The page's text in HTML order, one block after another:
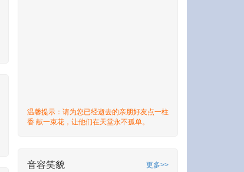
温馨提示：请为您已经逝去的亲朋好友点一柱
香 献一束花，让他们在天堂永不孤单。
音容笑貌 更多>>